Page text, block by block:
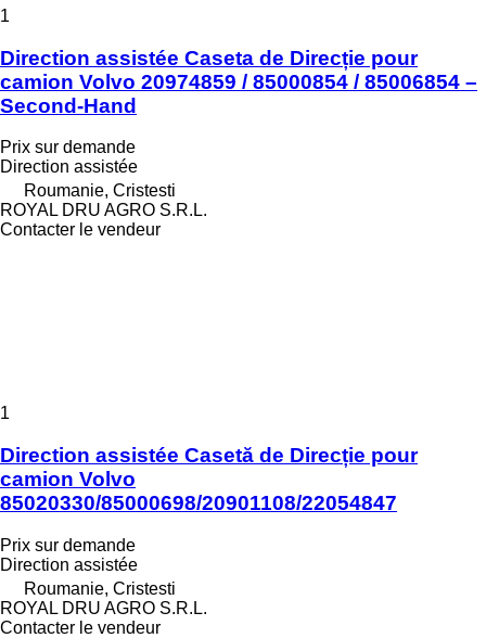
1
Direction assistée Caseta de Direcție pour
camion Volvo 20974859 / 85000854 / 85006854 –
Second-Hand
Prix sur demande
Direction assistée
Roumanie, Cristesti
ROYAL DRU AGRO S.R.L.
Contacter le vendeur
1
Direction assistée Casetă de Direcție pour
camion Volvo
85020330/85000698/20901108/22054847
Prix sur demande
Direction assistée
Roumanie, Cristesti
ROYAL DRU AGRO S.R.L.
Contacter le vendeur